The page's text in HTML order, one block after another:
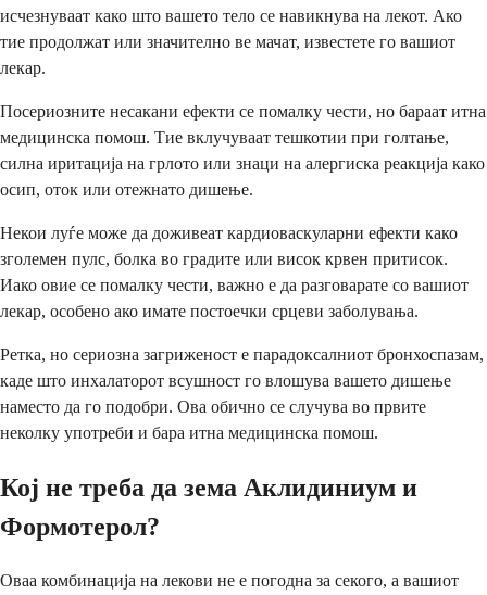
исчезнуваат како што вашето тело се навикнува на лекот. Ако
тие продолжат или значително ве мачат, известете го вашиот
лекар.
Посериозните несакани ефекти се помалку чести, но бараат итна
медицинска помош. Тие вклучуваат тешкотии при голтање,
силна иритација на грлото или знаци на алергиска реакција како
осип, оток или отежнато дишење.
Некои луѓе може да доживеат кардиоваскуларни ефекти како
зголемен пулс, болка во градите или висок крвен притисок.
Иако овие се помалку чести, важно е да разговарате со вашиот
лекар, особено ако имате постоечки срцеви заболувања.
Ретка, но сериозна загриженост е парадоксалниот бронхоспазам,
каде што инхалаторот всушност го влошува вашето дишење
наместо да го подобри. Ова обично се случува во првите
неколку употреби и бара итна медицинска помош.
Кој не треба да зема Аклидиниум и
Формотерол?
Оваа комбинација на лекови не е погодна за секого, а вашиот